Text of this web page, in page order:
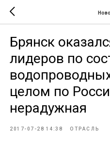
Брянск
лидеров по
целом по
нерадужная
2017-07-28 14:38 ОТРАСЛЬ